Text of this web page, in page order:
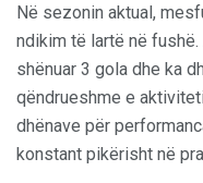
Në sezonin aktual,
ndikim të lartë në
shënuar 3 gola dhe ka
qëndrueshme e
dhënave për
konstant pikërisht në